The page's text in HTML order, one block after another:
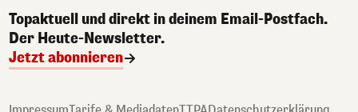
Topaktuell und direkt in deinem Email-Postfach.
Der Heute-Newsletter.
Jetzt abonnieren